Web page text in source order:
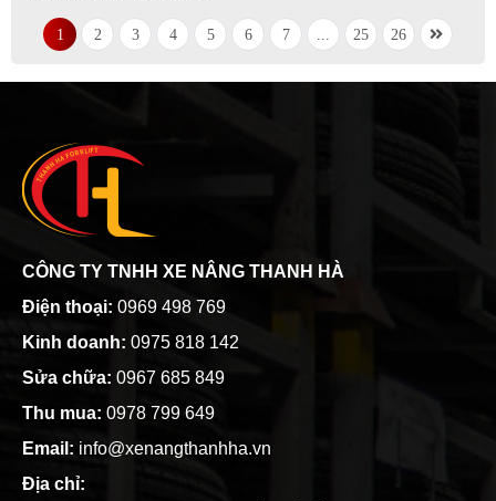
1 2 3 4 5 6 7 25 26
CÔNG TY TNHH XE NÂNG THANH HÀ
Điện thoại: 0969 498 769
Kinh doanh: 0975 818 142
Sửa chữa: 0967 685 849
Thu mua: 0978 799 649
Email: info@xenangthanhha.vn
Địa chỉ: